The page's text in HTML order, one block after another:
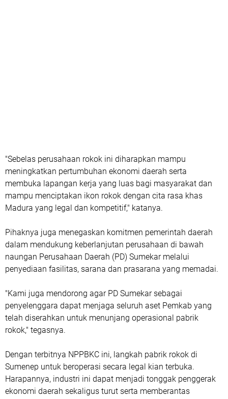
"Sebelas perusahaan rokok ini diharapkan mampu
meningkatkan pertumbuhan ekonomi daerah serta
membuka lapangan kerja yang luas bagi masyarakat dan
mampu menciptakan ikon rokok dengan cita rasa khas
Madura yang legal dan kompetitif," katanya.
Pihaknya juga menegaskan komitmen pemerintah daerah
dalam mendukung keberlanjutan perusahaan di bawah
naungan Perusahaan Daerah (PD) Sumekar melalui
penyediaan fasilitas, sarana dan prasarana yang memadai.
"Kami juga mendorong agar PD Sumekar sebagai
penyelenggara dapat menjaga seluruh aset Pemkab yang
telah diserahkan untuk menunjang operasional pabrik
rokok," tegasnya.
Dengan terbitnya NPPBKC ini, langkah pabrik rokok di
Sumenep untuk beroperasi secara legal kian terbuka.
Harapannya, industri ini dapat menjadi tonggak penggerak
ekonomi daerah sekaligus turut serta memberantas